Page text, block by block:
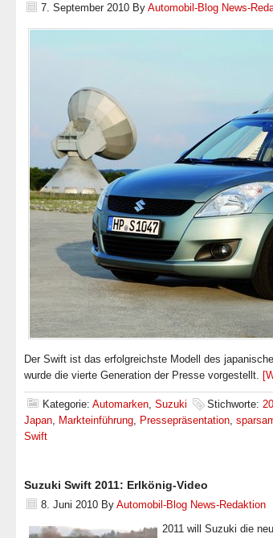
7. September 2010 By Automobil-Blog News-
Der Swift ist das erfolgreichste Modell des
wurde die vierte Generation der Presse vorgestellt.
Kategorie: Automarken, Suzuki Stichworte:
Japan, Markteinführung, Pressepräsentation,
Swift
Suzuki Swift 2011: Erlkönig-Video
8. Juni 2010 By Automobil-Blog News-Redaktion
2011 will Suzuki die